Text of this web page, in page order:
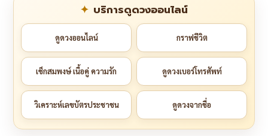
บริการดูดวงออนไลน์
ดูดวงออนไลน์ กราฟชีวิต
เช็กสมพงษ์ เนื้อคู่ ความรัก ดูดวงเบอร์โทรศัพท์
วิเคราะห์เลขบัตรประชาชน ดูดวงจากชื่อ